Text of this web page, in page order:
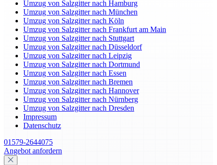
Umzug von Salzgitter nach Hamburg
Umzug von Salzgitter nach München
Umzug von Salzgitter nach Köln
Umzug von Salzgitter nach Frankfurt am Main
Umzug von Salzgitter nach Stuttgart
Umzug von Salzgitter nach Düsseldorf
Umzug von Salzgitter nach Leipzig
Umzug von Salzgitter nach Dortmund
Umzug von Salzgitter nach Essen
Umzug von Salzgitter nach Bremen
Umzug von Salzgitter nach Hannover
Umzug von Salzgitter nach Nürnberg
Umzug von Salzgitter nach Dresden
Impressum
Datenschutz
01579-2644075
Angebot anfordern